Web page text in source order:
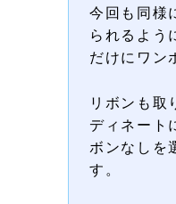
今回も同様
られるよう
だけにワン
リボンも取
ディネート
ボンなしを
す。